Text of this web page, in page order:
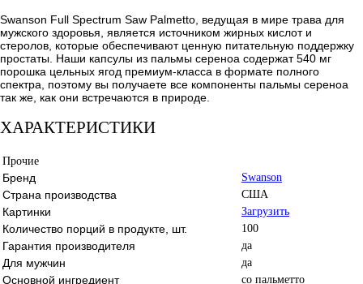
Swanson Full Spectrum Saw Palmetto, ведущая в мире трава для
мужского здоровья, является источником жирных кислот и
стеролов, которые обеспечивают ценную питательную поддержку
простаты. Наши капсулы из пальмы сереноа содержат 540 мг
порошка цельных ягод премиум-класса в формате полного
спектра, поэтому вы получаете все компоненты пальмы сереноа
так же, как они встречаются в природе.
ХАРАКТЕРИСТИКИ
Прочие
Бренд Swanson
Страна производства США
Картинки Загрузить
Количество порций в продукте, шт. 100
Гарантия производителя да
Для мужчин да
Основной ингредиент со пальметто